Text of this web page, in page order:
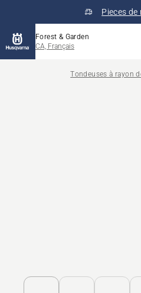
Pieces de
Forest & Garden
CA, Français
Tondeuses à rayon